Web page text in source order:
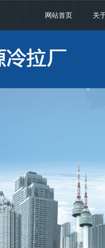
网站首页 关